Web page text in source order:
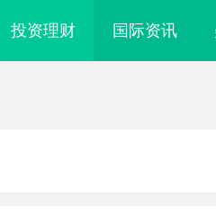
投资理财 国际资讯